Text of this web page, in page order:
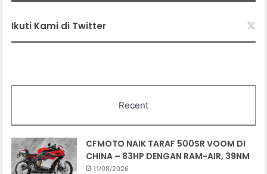
Ikuti Kami di Twitter
Recent
CFMOTO NAIK TARAF 500SR VOOM DI
CHINA – 83HP DENGAN RAM-AIR, 39NM
11/08/2026